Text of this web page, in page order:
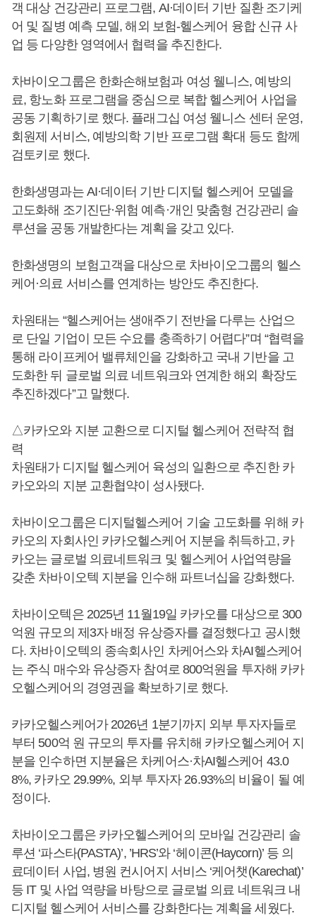
객 대상 건강관리 프로그램, AI·데이터 기반 질환 조기케
어 및 질병 예측 모델, 해외 보험-헬스케어 융합 신규 사
업 등 다양한 영역에서 협력을 추진한다.
차바이오그룹은 한화손해보험과 여성 웰니스, 예방의
료, 항노화 프로그램을 중심으로 복합 헬스케어 사업을
공동 기획하기로 했다. 플래그십 여성 웰니스 센터 운영,
회원제 서비스, 예방의학 기반 프로그램 확대 등도 함께
검토키로 했다.
한화생명과는 AI·데이터 기반 디지털 헬스케어 모델을
고도화해 조기진단·위험 예측·개인 맞춤형 건강관리 솔
루션을 공동 개발한다는 계획을 갖고 있다.
한화생명의 보험고객을 대상으로 차바이오그룹의 헬스
케어·의료 서비스를 연계하는 방안도 추진한다.
차원태는 “헬스케어는 생애주기 전반을 다루는 산업으
로 단일 기업이 모든 수요를 충족하기 어렵다”며 “협력을
통해 라이프케어 밸류체인을 강화하고 국내 기반을 고
도화한 뒤 글로벌 의료 네트워크와 연계한 해외 확장도
추진하겠다”고 말했다.
△카카오와 지분 교환으로 디지털 헬스케어 전략적 협
력
차원태가 디지털 헬스케어 육성의 일환으로 추진한 카
카오와의 지분 교환협약이 성사됐다.
차바이오그룹은 디지털헬스케어 기술 고도화를 위해 카
카오의 자회사인 카카오헬스케어 지분을 취득하고, 카
카오는 글로벌 의료네트워크 및 헬스케어 사업역량을
갖춘 차바이오텍 지분을 인수해 파트너십을 강화했다.
차바이오텍은 2025년 11월19일 카카오를 대상으로 300
억원 규모의 제3자 배정 유상증자를 결정했다고 공시했
다. 차바이오텍의 종속회사인 차케어스와 차AI헬스케어
는 주식 매수와 유상증자 참여로 800억원을 투자해 카카
오헬스케어의 경영권을 확보하기로 했다.
카카오헬스케어가 2026년 1분기까지 외부 투자자들로
부터 500억 원 규모의 투자를 유치해 카카오헬스케어 지
분을 인수하면 지분율은 차케어스·차AI헬스케어 43.0
8%, 카카오 29.99%, 외부 투자자 26.93%의 비율이 될 예
정이다.
차바이오그룹은 카카오헬스케어의 모바일 건강관리 솔
루션 ‘파스타(PASTA)’, ’HRS’와 ‘헤이콘(Haycorn)’ 등 의
료데이터 사업, 병원 컨시어지 서비스 ‘케어챗(Karechat)’
등 IT 및 사업 역량을 바탕으로 글로벌 의료 네트워크 내
디지털 헬스케어 서비스를 강화한다는 계획을 세웠다.